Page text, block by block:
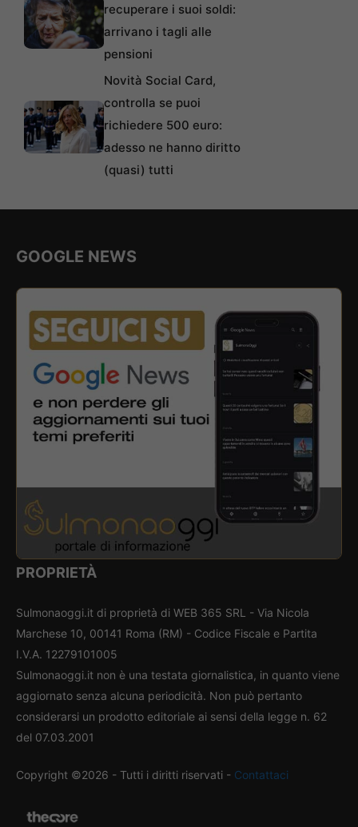
recuperare i suoi soldi:
arrivano i tagli alle
pensioni
Novità Social Card,
controlla se puoi
richiedere 500 euro:
adesso ne hanno diritto
(quasi) tutti
GOOGLE NEWS
PROPRIETÀ
Sulmonaoggi.it di proprietà di WEB 365 SRL - Via Nicola
Marchese 10, 00141 Roma (RM) - Codice Fiscale e Partita
I.V.A. 12279101005
Sulmonaoggi.it non è una testata giornalistica, in quanto viene
aggiornato senza alcuna periodicità. Non può pertanto
considerarsi un prodotto editoriale ai sensi della legge n. 62
del 07.03.2001
Copyright ©2026 - Tutti i diritti riservati - Contattaci